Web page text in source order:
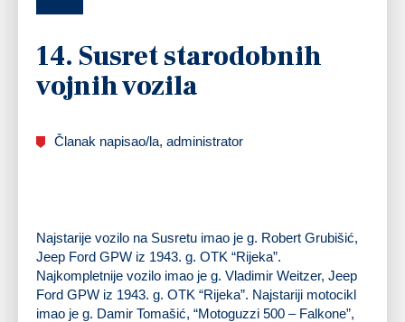
14. Susret starodobnih
vojnih vozila
Članak napisao/la, administrator
Najstarije vozilo na Susretu imao je g. Robert Grubišić,
Jeep Ford GPW iz 1943. g. OTK “Rijeka”.
Najkompletnije vozilo imao je g. Vladimir Weitzer, Jeep
Ford GPW iz 1943. g. OTK “Rijeka”. Najstariji motocikl
imao je g. Damir Tomašić, “Motoguzzi 500 – Falkone”,